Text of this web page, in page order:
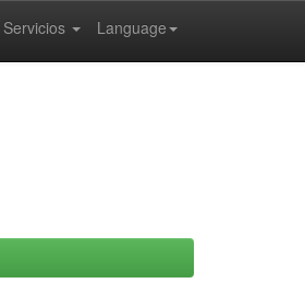
Language
Servicios